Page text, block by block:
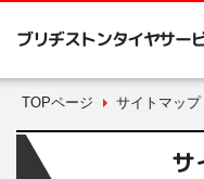
ブリヂストンタイヤサー
TOPページ サイトマップ
サ